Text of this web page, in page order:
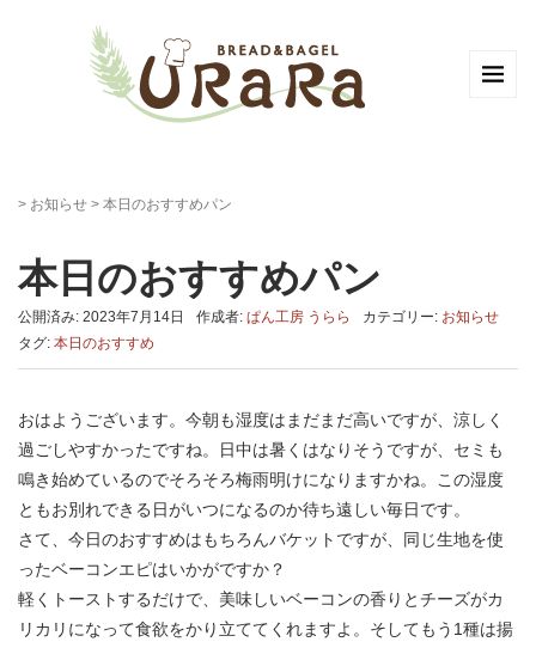
> お知らせ > 本日のおすすめパン
本日のおすすめパン
公開済み: 2023年7月14日 作成者: ぱん工房 うらら カテゴリー: お知らせ
タグ: 本日のおすすめ
おはようございます。今朝も湿度はまだまだ高いですが、涼しく
過ごしやすかったですね。日中は暑くはなりそうですが、セミも
鳴き始めているのでそろそろ梅雨明けになりますかね。この湿度
ともお別れできる日がいつになるのか待ち遠しい毎日です。
さて、今日のおすすめはもちろんバケットですが、同じ生地を使
ったベーコンエピはいかがですか？
軽くトーストするだけで、美味しいベーコンの香りとチーズがカ
リカリになって食欲をかり立ててくれますよ。そしてもう1種は揚